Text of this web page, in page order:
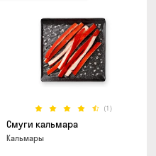
(1)
Смуги кальмара
Кальмары